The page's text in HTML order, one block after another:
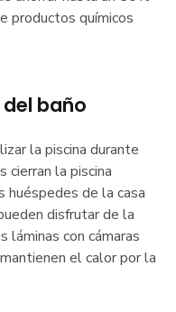
productos químicos
baño
la piscina durante
la piscina
huéspedes de la casa
disfrutar de la
láminas con cámaras
el calor por la